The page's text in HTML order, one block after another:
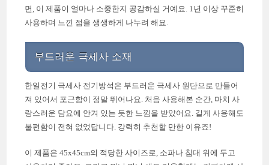
면, 이 제품이 얼마나 소중한지 공감하실 거예요. 1년 이상 꾸준히
사용하며 느낀 점을 생생하게 나누려 해요.
부드러운 극세사 소재
한일전기 극세사 전기방석은 부드러운 극세사 원단으로 만들어
져 있어서 포근함이 정말 뛰어나요. 처음 사용해본 순간, 마치 사
랑스러운 담요에 안겨 있는 듯한 느낌을 받았어요. 길게 사용해도
불편함이 전혀 없었답니다. 강력히 추천할 만한 이유죠!
이 제품은 45x45cm의 적당한 사이즈로, 소파나 침대 위에 두고